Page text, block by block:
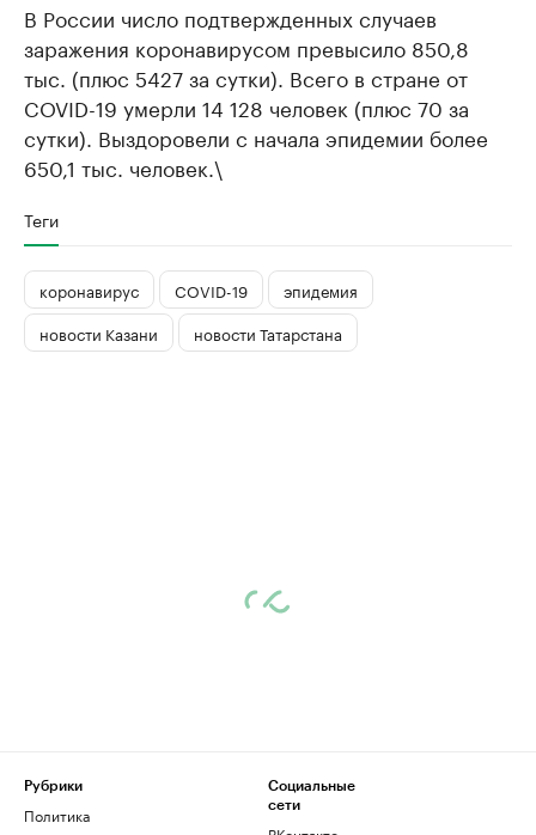
В России число подтвержденных случаев
заражения коронавирусом превысило 850,8
тыс. (плюс 5427 за сутки). Всего в стране от
COVID-19 умерли 14 128 человек (плюс 70 за
сутки). Выздоровели с начала эпидемии более
650,1 тыс. человек.\
Теги
коронавирус COVID-19
эпидемия
новости Казани
новости Татарстана
Рубрики
Политика
Социальные
сети